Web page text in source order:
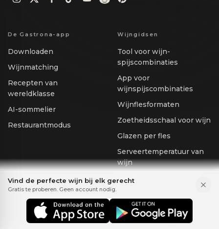
De Gastrona-app
Downloaden
Wijnmatching
Recepten van
wereldklasse
AI-sommelier
Restaurantmodus
Wijngidsen
Tool voor wijn-
spijscombinaties
App voor
wijnspijscombinaties
Wijnflesformaten
Zoetheidsschaal voor wijn
Glazen per fles
Serveertemperatuur van
wijn
Alcoholpercentage van
Voor bedrijven Zakelijke oplossingen
Vind de perfecte wijn bij elk gerecht
Gratis te proberen. Geen account nodig.